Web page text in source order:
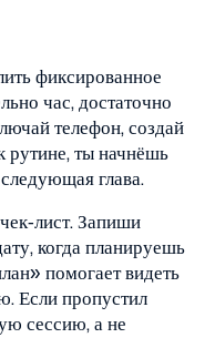
фиксированное
час, достаточно
телефон, создай
рутине, ты начнёшь
глава.
Запиши
когда планируешь
помогает видеть
Если пропустил
сессию, а не